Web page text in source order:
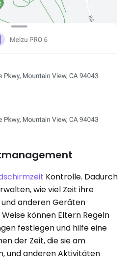
Kontrolle. Dadurch
wie viel Zeit ihre
anderen Geräten
können Eltern Regeln
festlegen und hilfe eine
der Zeit, die sie am
und anderen Aktivitäten